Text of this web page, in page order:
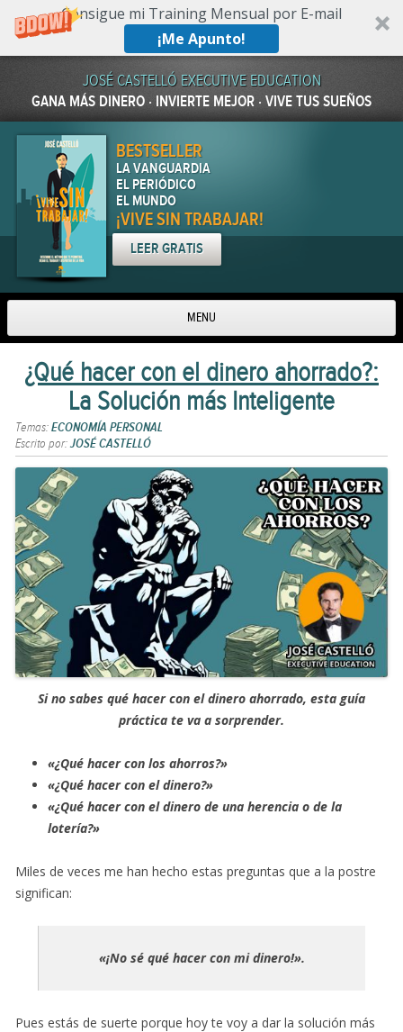
Consigue mi Training Mensual por E-mail
¡Me Apunto!
JOSÉ CASTELLÓ EXECUTIVE EDUCATION
GANA MÁS DINERO · INVIERTE MEJOR · VIVE TUS SUEÑOS
BESTSELLER
LA VANGUARDIA
EL PERIÓDICO
EL MUNDO
¡VIVE SIN TRABAJAR!
LEER GRATIS
MENU
Skip to content
¿Qué hacer con el dinero ahorrado?:
La Solución más Inteligente
Temas:ECONOMÍA PERSONAL
Escrito por:JOSÉ CASTELLÓ
Si no sabes qué hacer con el dinero ahorrado, esta guía
práctica te va a sorprender.
«¿Qué hacer con los ahorros?»
«¿Qué hacer con el dinero?»
«¿Qué hacer con el dinero de una herencia o de la
lotería?»
Miles de veces me han hecho estas preguntas que a la postre
significan:
«¡No sé qué hacer con mi dinero!».
Pues estás de suerte porque hoy te voy a dar la solución más